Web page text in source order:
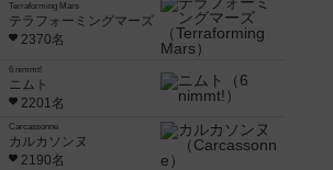
Terraforming Mars
テラフォーミングマーズ
2370名
6 nimmt!
ニムト
2201名
Carcassonne
カルカソンヌ
2190名